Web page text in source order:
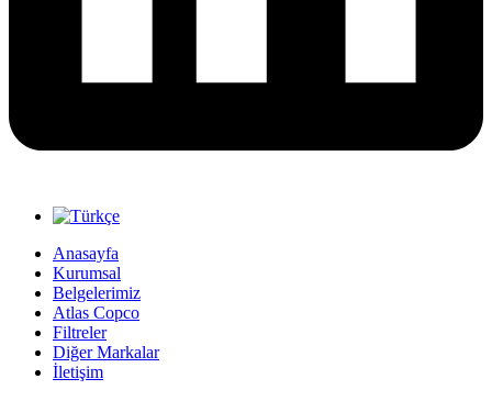
Anasayfa
Kurumsal
Belgelerimiz
Atlas Copco
Filtreler
Diğer Markalar
İletişim